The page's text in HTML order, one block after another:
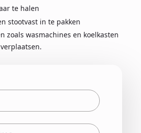
te halen
stootvast in te pakken
zoals wasmachines en koelkasten